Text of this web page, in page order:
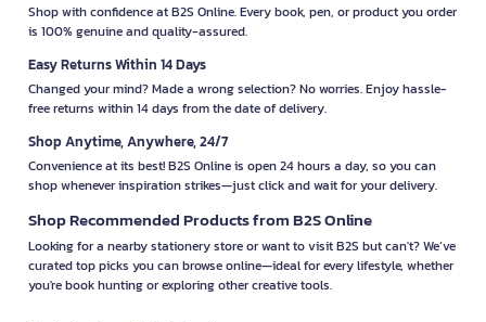
Shop with confidence at B2S Online. Every book, pen, or product you order
is 100% genuine and quality-assured.
Easy Returns Within 14 Days
Changed your mind? Made a wrong selection? No worries. Enjoy hassle-
free returns within 14 days from the date of delivery.
Shop Anytime, Anywhere, 24/7
Convenience at its best! B2S Online is open 24 hours a day, so you can
shop whenever inspiration strikes—just click and wait for your delivery.
Shop Recommended Products from B2S Online
Looking for a nearby stationery store or want to visit B2S but can't? We’ve
curated top picks you can browse online—ideal for every lifestyle, whether
you're book hunting or exploring other creative tools.